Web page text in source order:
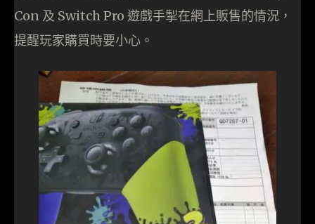
Con 及 Switch Pro 遊戲手掣在網上販售的情況，
提醒玩家購買時要小心。